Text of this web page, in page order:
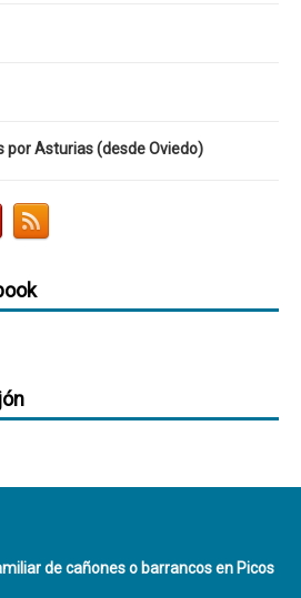
por Asturias (desde Oviedo)
de cañones o barrancos en Picos